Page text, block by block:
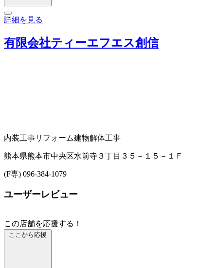
詳細を見る
有限会社ティーエフエス創信
内装工事リフォーム建物解体工事
熊本県熊本市中央区水前寺３丁目３５－１５－１Ｆ
(F専) 096-384-1079
ユーザーレビュー
この店舗を応援する！
ここから応援